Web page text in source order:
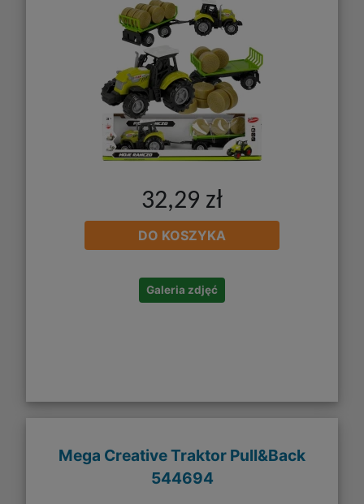
32,29 zł
DO KOSZYKA
Galeria zdjęć
Mega Creative Traktor Pull&Back
544694